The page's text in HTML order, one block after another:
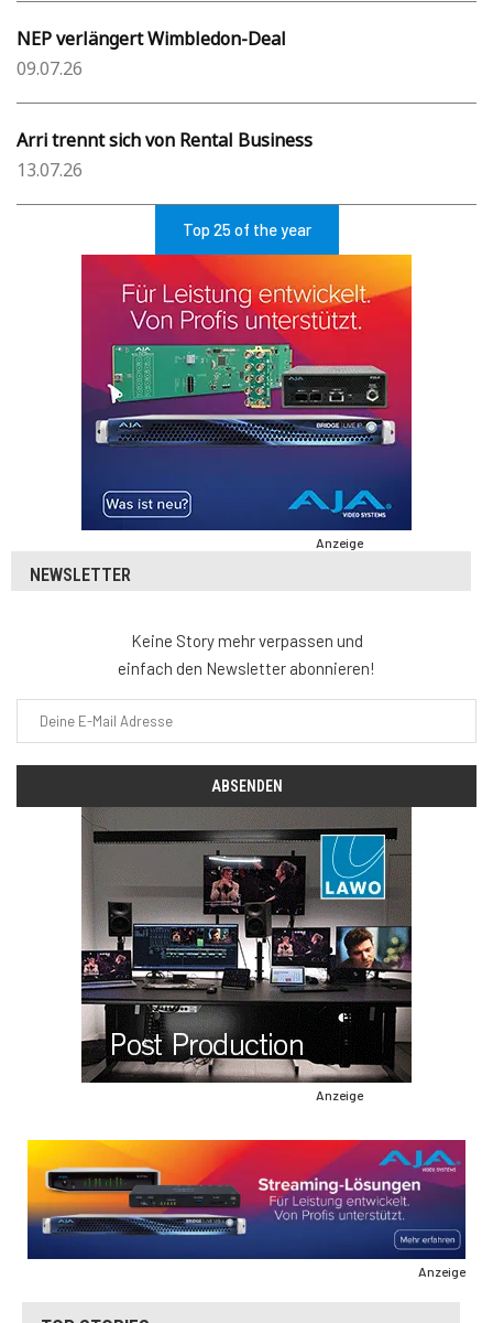
NEP verlängert Wimbledon-Deal
09.07.26
Arri trennt sich von Rental Business
13.07.26
Top 25 of the year
Anzeige
NEWSLETTER
Keine Story mehr verpassen und
einfach den Newsletter abonnieren!
Anzeige
Anzeige